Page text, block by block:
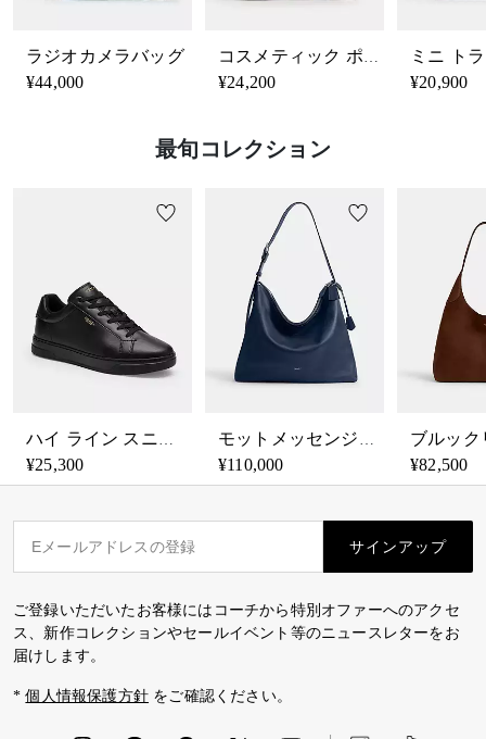
ラジオカメラバッグ
¥44,000
コスメティック ポーチ・チェッカーボード スクラップ レザー
¥24,200 ¥20,900
最旬コレクション
¥25,300 ¥110,000 ¥82,500
サインアップ
ご登録いただいたお客様にはコーチから特別オファーへのアクセ
ス、新作コレクションやセールイベント等のニュースレターをお
届けします。
*個人情報保護方針 をご確認ください。